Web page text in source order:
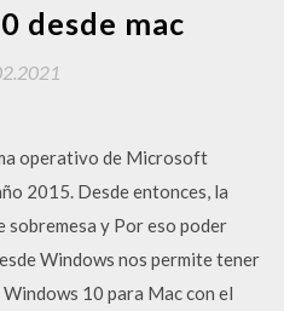
desde mac
operativo de Microsoft
2015. Desde entonces, la
sobremesa y Por eso poder
Windows nos permite tener
10 para Mac con el